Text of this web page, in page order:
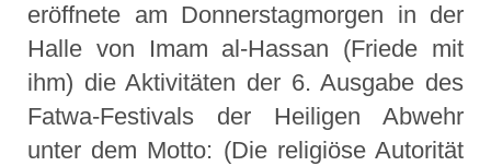
eröffnete am Donnerstagmorgen in der
Halle von Imam al-Hassan (Friede mit
ihm) die Aktivitäten der 6. Ausgabe des
Fatwa-Festivals der Heiligen Abwehr
unter dem Motto: (Die religiöse Autorität